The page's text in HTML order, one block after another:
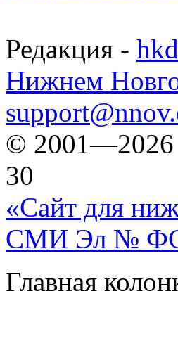
Редакция -
Нижнем
© 2001—2026
30
«Сайт для
СМИ Эл №
Главная